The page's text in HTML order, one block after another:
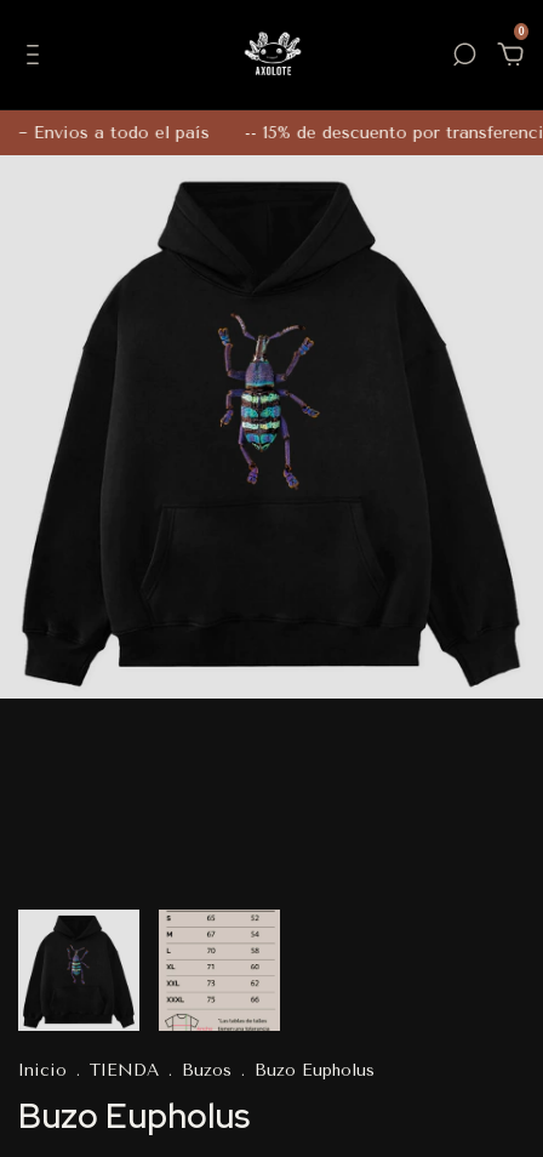
0
~ Envios a todo el país -- 15% de descuento por
Inicio . TIENDA . Buzos . Buzo Eupholus
Buzo Eupholus